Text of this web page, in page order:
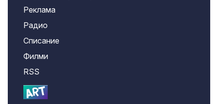
Реклама
Радио
Списание
Филми
RSS